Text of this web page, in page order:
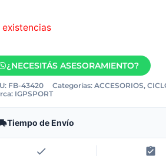
existencias
¿NECESITÁS ASESORAMIENTO?
FB-43420 Categorías: ACCESORIOS,
IGPSPORT
Tiempo de Envío